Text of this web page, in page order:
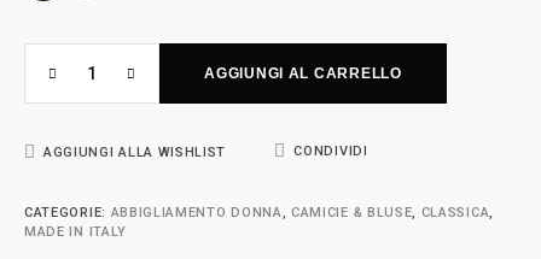
AGGIUNGI AL CARRELLO
AGGIUNGI ALLA WISHLIST CONDIVIDI
CATEGORIE: ABBIGLIAMENTO DONNA, CAMICIE & BLUSE, CLASSICA,
MADE IN ITALY